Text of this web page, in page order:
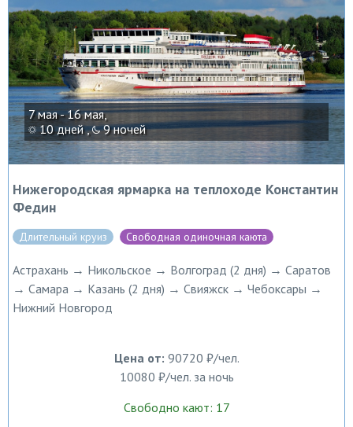
7 мая - 16 мая,
10 дней , 9 ночей
Нижегородская ярмарка на теплоходе Константин
Федин
Длительный круиз Свободная одиночная каюта
Астрахань → Никольское → Волгоград (2 дня) → Саратов
→ Самара → Казань (2 дня) → Свияжск → Чебоксары →
Нижний Новгород
Цена от: 90720 ₽/чел.
10080 ₽/чел. за ночь
Свободно кают: 17